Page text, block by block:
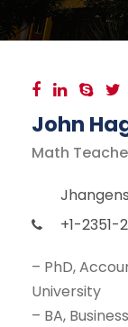
John
Math
+1-2351-
– PhD,
University
– BA,